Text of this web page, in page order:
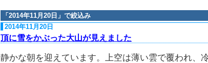
「 2014年11月20日 」で絞込み
2014年11月20日
頂に雪をかぶった大山が見えました
静かな朝を迎えています。上空は薄い雲で覆われ、